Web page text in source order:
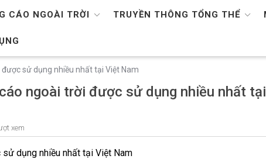
CÁO NGOÀI TRỜI TRUYỀN THÔNG TỔNG THỂ
sử dụng nhiều nhất tại Việt Nam
ngoài trời được sử dụng nhiều nhất tại
xem
dụng nhiều nhất tại Việt Nam